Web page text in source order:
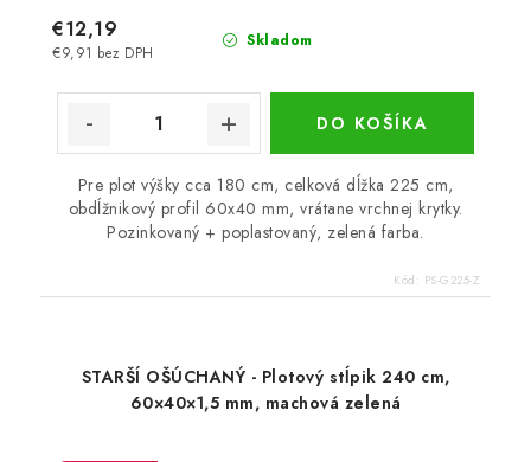
Skladom
€9,91 bez DPH
€12,19
DO KOŠÍKA
Pre plot výšky cca 180 cm, celková dĺžka 225 cm,
obdĺžnikový profil 60x40 mm, vrátane vrchnej krytky.
Pozinkovaný + poplastovaný, zelená farba.
Kód: PS-G225-Z
STARŠÍ OŠÚCHANÝ - Plotový stĺpik 240 cm,
60×40×1,5 mm, machová zelená